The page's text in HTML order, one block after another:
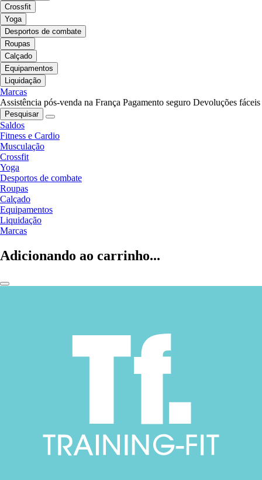
Crossfit
Yoga
Desportos de combate
Roupas
Calçado
Equipamentos
Liquidação
Marcas
Assistência pós-venda na França Pagamento seguro Devoluções fáceis
Pesquisar
Saldos
Fitness e Cardio
Musculação
Crossfit
Yoga
Desportos de combate
Roupas
Calçado
Equipamentos
Liquidação
Marcas
Adicionando ao carrinho...